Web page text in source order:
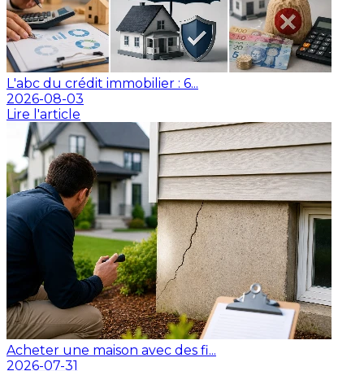
L'abc du crédit immobilier : 6...
2026-08-03
Lire l'article
Acheter une maison avec des fi...
2026-07-31